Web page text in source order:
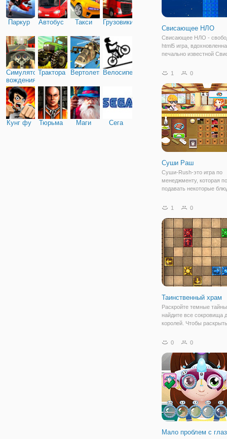
Паркур Автобус Такси Грузовики
Симулятор
вождения
Трактора ВертолетыВелосипед
Кунг фу Тюрьма Маги Сега
Свисающее НЛО
Свисающее НЛО -
html5 игра,
печально известной
унылого иностранца,
изменяется, когда он
сосредотачивает
1 0
Суши Раш
Суши-Rush-это игра по
менеджменту, которая
подавать некоторые
быстро, как вы можете,
избежание некоторых
клиентов.
1 0
Таинственный храм
Раскройте темные
найдите все сокровища
королей. Чтобы
драгоценные камни на
0 0
Мало проблем с